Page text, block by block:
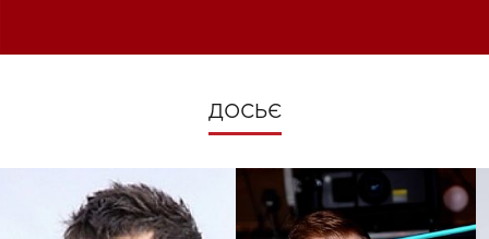
ДОСЬЄ